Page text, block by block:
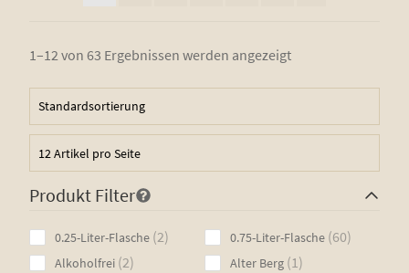
Pro­bier­pa­ke­te
1–12 von 63 Ergebnissen werden angezeigt
Produkt Filter
0.25-Liter-Flasche 22
products
0.75-Liter-Flasche 6060
Alkoholfrei 22
Alter Berg 11